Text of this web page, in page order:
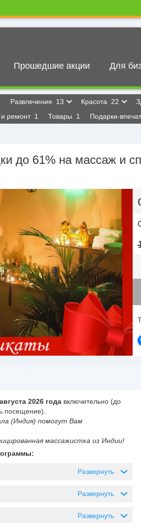
Прошедшие акции Для
Развлечения 13 Красота 22
ремонт 1 Товары 1 Подарки-
до 61% на массаж и
2026 года включительно (до
посещение).
(Индия) помогут Вам
массажистка из Индии!
›
Развернуть
›
Развернуть
›
Развернуть